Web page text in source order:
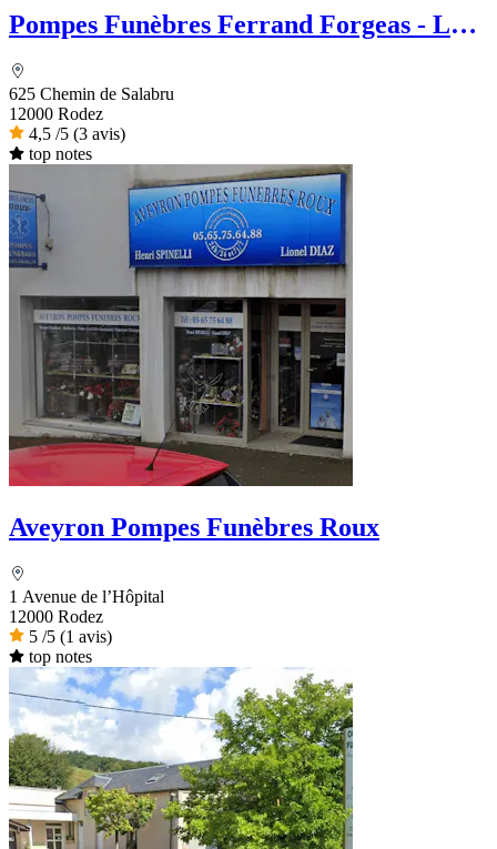
Pompes Funèbres Ferrand Forgeas - Le
625 Chemin de Salabru
12000 Rodez
4,5 /5 (3 avis)
top notes
Aveyron Pompes Funèbres Roux
1 Avenue de l’Hôpital
12000 Rodez
5 /5 (1 avis)
top notes